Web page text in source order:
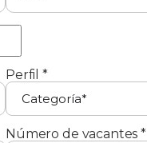
Perfil *
Número de vacantes *